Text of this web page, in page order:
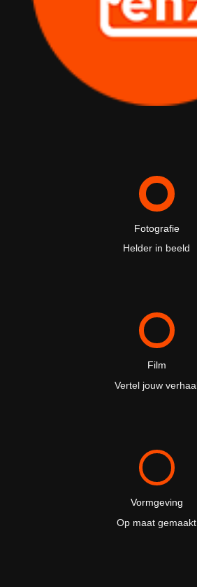
Fotografie
Helder in beeld
Film
Vertel jouw verhaal
Vormgeving
Op maat gemaakt